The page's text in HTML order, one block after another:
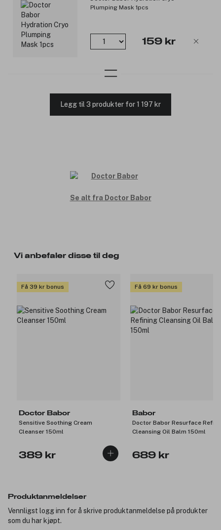
Plumping Mask 1pcs
159 kr
Legg til 3 produkter for 1 197 kr
Se alt fra Doctor Babor
Vi anbefaler disse til deg
Få 39 kr bonus
Doctor Babor
Sensitive Soothing Cream
Cleanser 150ml
389 kr
Få 69 kr bonus
Babor
Doctor Babor Resurface
Cleansing Oil Balm 150ml
689 kr
Produktanmeldelser
Vennligst logg inn for å skrive produktanmeldelse på produkter
som du har kjøpt.